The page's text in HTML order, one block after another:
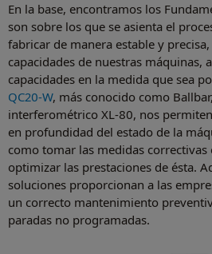
En la base, encontramos los
son sobre los que se asienta el
fabricar de manera estable y
capacidades de nuestras máquinas,
capacidades en la medida que sea
QC20-W, más conocido como
interferométrico XL‑80, nos
en profundidad del estado de la
como tomar las medidas
optimizar las prestaciones de ésta.
soluciones proporcionan a las
un correcto mantenimiento
paradas no programadas.